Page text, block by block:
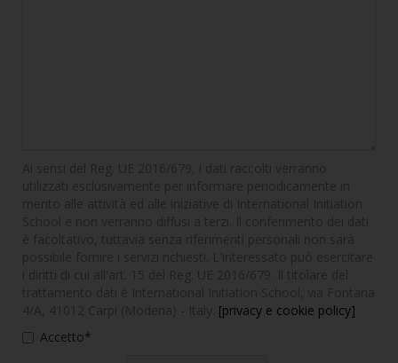
[privacy e cookie policy]
Accetto*